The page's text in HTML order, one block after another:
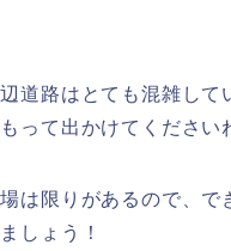
道路はとても混雑して
って出かけてください
は限りがあるので、で
しょう！